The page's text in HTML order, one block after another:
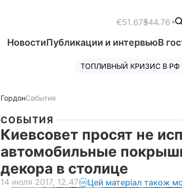
€51.67$44.76
НовостиПубликации и интервьюВ
ТОПЛИВНЫЙ КРИЗИС В РФ
ГордонСобытия
СОБЫТИЯ
Киевсовет просят не
автомобильные
декора в столице
14 июля 2017, 12.47 Цей матеріал також